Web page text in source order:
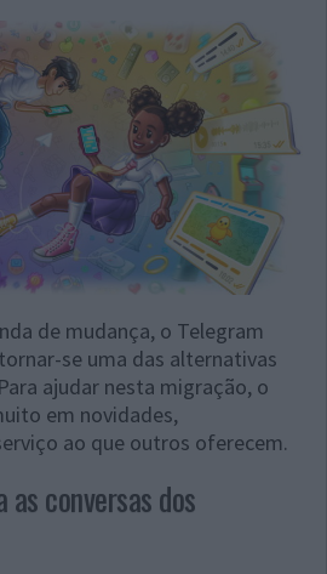
de mudança, o Telegram
se uma das alternativas
ajudar nesta migração, o
em novidades,
ao que outros oferecem.
as conversas dos